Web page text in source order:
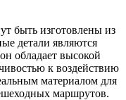
быть изготовлены из
детали являются
обладает высокой
к воздействию
материалом для
маршрутов.